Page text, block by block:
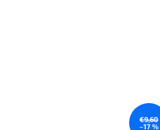
€9,60
–17 %